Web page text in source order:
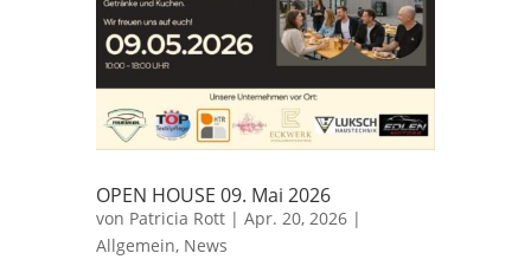
OPEN HOUSE 09. Mai 2026
von Patricia Rott| Apr. 20, 2026|
Allgemein, News